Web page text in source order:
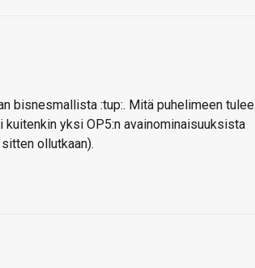
bisnesmallista :tup:. Mitä puhelimeen tulee
yksi OP5:n avainominaisuuksista
ollutkaan).